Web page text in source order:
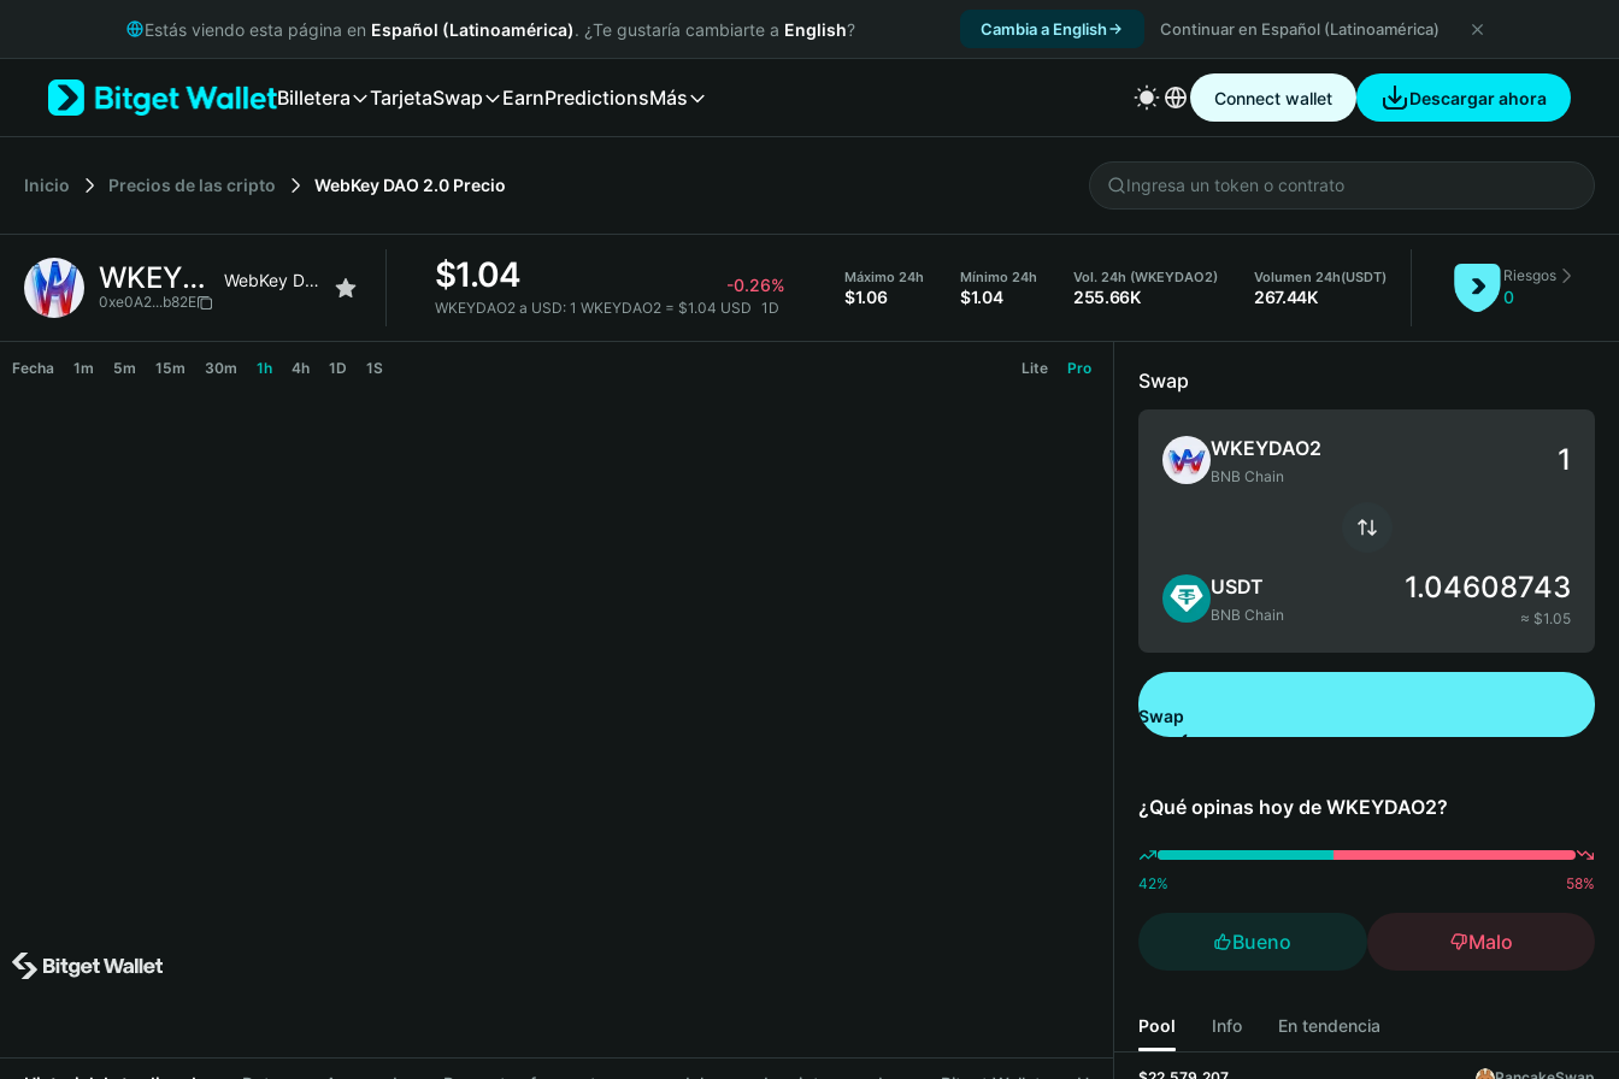
Русский
Italiano
简体中文
繁體中文
Bahasa Indonesia
Estás viendo esta página en Español (Latinoamérica). ¿Te gustaría cambiarte a English? Cambia a English Continuar en Español (Latinoamérica)
Billetera TarjetaSwap EarnPredictionsMás Connect wallet Descargar ahora
Inicio Precios de las cripto WebKey DAO 2.0 Precio
WKEYDAO2 WebKey DAO 2.0
0xe0A2...b82E
$1.04 -0.26%
WKEYDAO2 a USD: 1 WKEYDAO2 = $1.04 USD 1D
Máximo 24h
$1.06
Mínimo 24h
$1.04
Vol. 24h (WKEYDAO2)
255.66K
Volumen 24h(USDT)
267.44K
Riesgos
0
Fecha 1m 5m 15m 30m 1h 4h 1D 1S Lite Pro
Swap
WKEYDAO2
BNB Chain
USDT
BNB Chain
1.04608743
≈ $1.05
Swap
¿Qué opinas hoy de WKEYDAO2?
42% 58%
Bueno Malo
Pool Info En tendencia